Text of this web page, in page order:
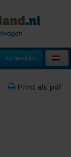
Aanmelden
Print als pdf